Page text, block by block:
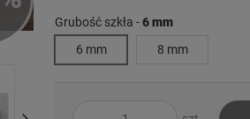
Grubość szkła -6 mm
6 mm
8 mm